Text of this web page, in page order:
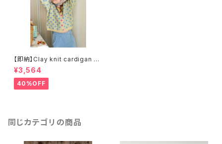
【即納】Clay knit cardigan ニ
ットカーディガン
¥3,564
40%OFF
同じカテゴリの商品